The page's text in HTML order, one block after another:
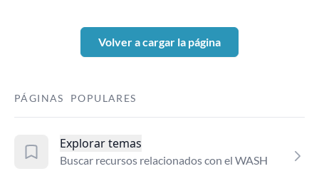
Volver a cargar la página
PÁGINAS POPULARES
Explorar temas
Buscar recursos relacionados con el WASH